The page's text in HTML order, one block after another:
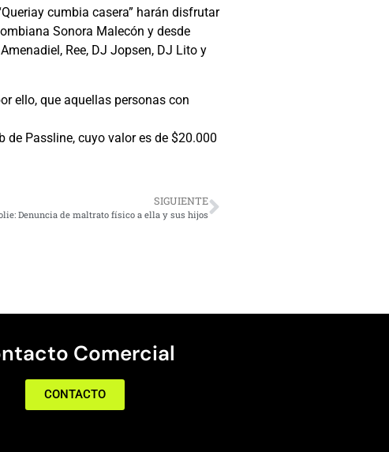
cumbia casera” harán disfrutar
Sonora Malecón y desde
Ree, DJ Jopsen, DJ Lito y
ello, que aquellas personas con
Passline, cuyo valor es de $20.000
SIGUIENTE
Denuncia de maltrato físico a ella y sus hijos
Comercial
CONTACTO